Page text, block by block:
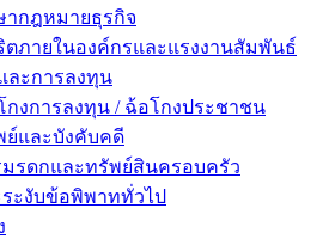
ากฎหมายธุรกิจ
ตภายในองค์กรและแรงงานสัมพันธ์
ละการลงทุน
กงการลงทุน / ฉ้อโกงประชาชน
ย์และบังคับคดี
มรดกและทรัพย์สินครอบครัว
ะงับข้อพิพาททั่วไป